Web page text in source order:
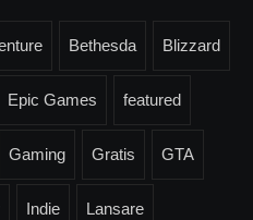
Bethesda Blizzard
Epic Games featured
Gaming Gratis GTA
Indie Lansare